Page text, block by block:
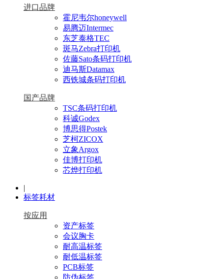
进口品牌
霍尼韦尔honeywell
易腾迈Intermec
东芝泰格TEC
斑马Zebra打印机
佐藤Sato条码打印机
迪马斯Datamax
西铁城条码打印机
国产品牌
TSC条码打印机
科诚Godex
博思得Postek
芝柯ZICOX
立象Argox
佳博打印机
芯烨打印机
|
标签耗材
按应用
资产标签
会议胸卡
耐高温标签
耐低温标签
PCB标签
防伪标签